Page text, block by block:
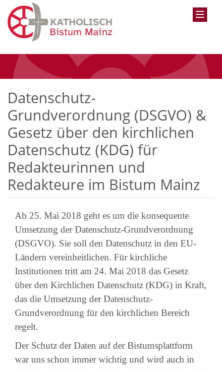
Datenschutz-
Grundverordnung (DSGVO) &
Gesetz über den kirchlichen
Datenschutz (KDG) für
Redakteurinnen und
Redakteure im Bistum Mainz
Ab 25. Mai 2018 geht es um die konsequente
Umsetzung der Datenschutz-Grundverordnung
(DSGVO). Sie soll den Datenschutz in den EU-
Ländern vereinheitlichen. Für kirchliche
Institutionen tritt am 24. Mai 2018 das Gesetz
über den Kirchlichen Datenschutz (KDG) in Kraft,
das die Umsetzung der Datenschutz-
Grundverordnung für den kirchlichen Bereich
regelt.
Der Schutz der Daten auf der Bistumsplattform
war uns schon immer wichtig und wird auch in